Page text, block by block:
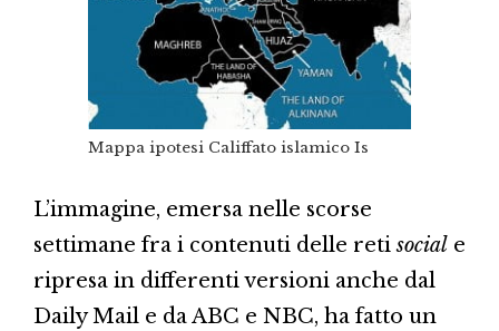
Mappa ipotesi Califfato islamico Is
L’immagine, emersa nelle scorse
settimane fra i contenuti delle retisocial e
ripresa in differenti versioni anche dal
Daily Mail e da ABC e NBC, ha fatto un